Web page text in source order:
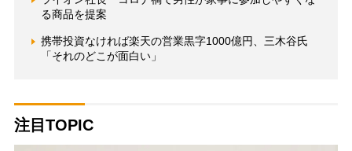
る商品を提案
携帯投資なければ楽天の営業黒字1000億円、三木谷氏
「それのどこが面白い」
注目TOPIC